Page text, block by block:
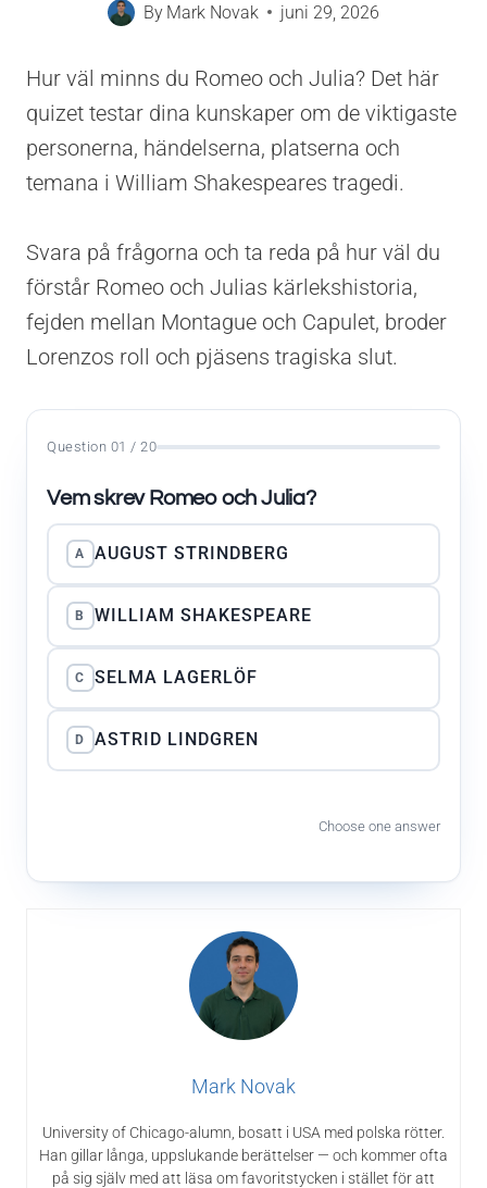
By Mark Novak juni 29, 2026
Hur väl minns du Romeo och Julia? Det här
quizet testar dina kunskaper om de viktigaste
personerna, händelserna, platserna och
temana i William Shakespeares tragedi.
Svara på frågorna och ta reda på hur väl du
förstår Romeo och Julias kärlekshistoria,
fejden mellan Montague och Capulet, broder
Lorenzos roll och pjäsens tragiska slut.
Question 01 / 20
Vem skrev Romeo och Julia?
A AUGUST STRINDBERG
B WILLIAM SHAKESPEARE
C SELMA LAGERLÖF
D ASTRID LINDGREN
Choose one answer
Mark Novak
University of Chicago-alumn, bosatt i USA med polska rötter.
Han gillar långa, uppslukande berättelser — och kommer ofta
på sig själv med att läsa om favoritstycken i stället för att